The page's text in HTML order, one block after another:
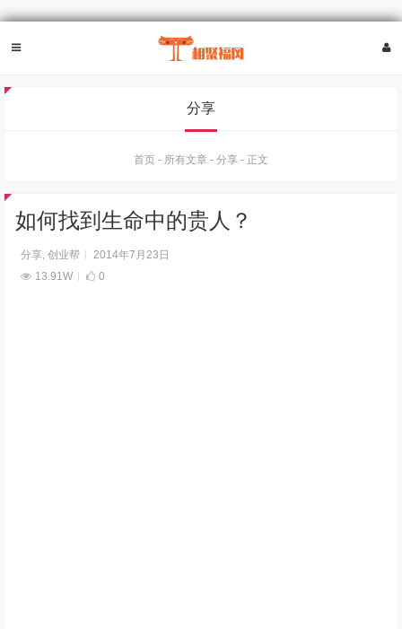
分享
首页 - 所有文章 - 分享 - 正文
如何找到生命中的贵人？
分享,创业帮
2014年7月23日
13.91W
0